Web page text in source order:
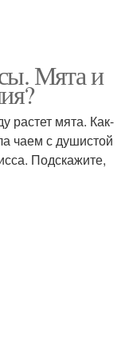
Мята и
растет мята. Как-
чаем с душистой
Подскажите,